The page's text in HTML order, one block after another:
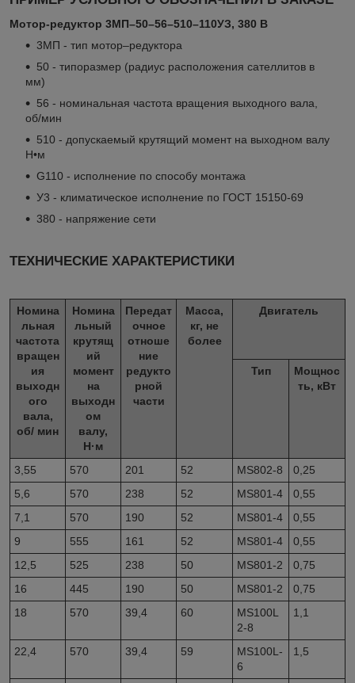
Мотор-редуктор 3МП–50–56–510–110УЗ, 380 В
3МП - тип мотор–редуктора
50 - типоразмер (радиус расположения сателлитов в
мм)
56 - номинальная частота вращения выходного вала,
об/мин
510 - допускаемый крутящий момент на выходном валу
Н•м
G110 - исполнение по способу монтажа
У3 - климатическое исполнение по ГОСТ 15150-69
380 - напряжение сети
ТЕХНИЧЕСКИЕ ХАРАКТЕРИСТИКИ
Номина
льная
частота
вращен
ия
выходн
ого
вала,
об/ мин
Номина
льный
крутящ
ий
момент
на
выходн
ом
валу,
Н·м
Передат
очное
отноше
ние
редукто
рной
части
Масса,
кг, не
более
Двигатель
Тип
Мощнос
ть, кВт
3,55 570 201 52 MS802-8
0,25
5,6
570 238 52 MS801-4
0,55
7,1
570 190 52 MS801-4
0,55
9
555 161 52 MS801-4
0,55
12,5
525 238 50 MS801-2
0,75
16
445 190 50 MS801-2
0,75
18
570 39,4 60
MS100L
2-8
1,1
22,4 570 39,4 59
MS100L-
6
1,5